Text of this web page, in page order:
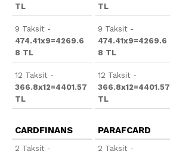
TL
9 Taksit -
474.41x9=4269.6
8 TL
12 Taksit -
366.8x12=4401.57
TL
TL
9 Taksit -
474.41x9=4269.6
8 TL
12 Taksit -
366.8x12=4401.57
TL
CARDFINANS
2 Taksit -
PARAFCARD
2 Taksit -